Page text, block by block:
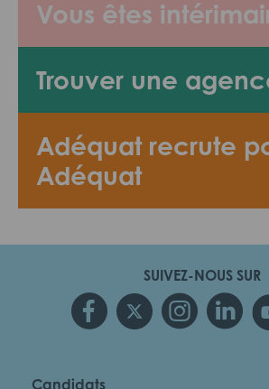
Vous êtes
Trouver une
Adéquat recrute
Adéquat
SUIVEZ-NOUS SUR
Candidats